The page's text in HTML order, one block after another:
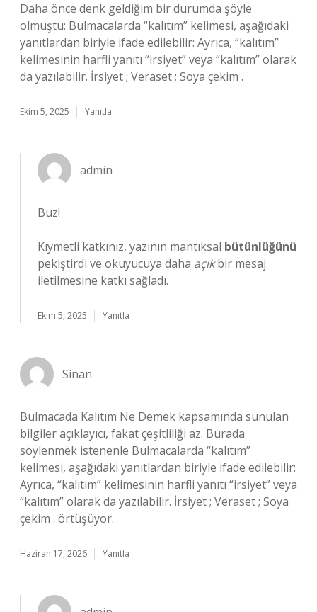
Daha önce denk geldiğim bir durumda şöyle
olmuştu: Bulmacalarda “kalıtım” kelimesi, aşağıdaki
yanıtlardan biriyle ifade edilebilir: Ayrıca, “kalıtım”
kelimesinin harfli yanıtı “irsiyet” veya “kalıtım” olarak
da yazılabilir. İrsiyet ; Veraset ; Soya çekim .
Ekim 5, 2025 Yanıtla
admin
Buz!
Kıymetli katkınız, yazının mantıksal bütünlüğünü
pekiştirdi ve okuyucuya daha açıkbir mesaj
iletilmesine katkı sağladı.
Ekim 5, 2025 Yanıtla
Sinan
Bulmacada Kalıtım Ne Demek kapsamında sunulan
bilgiler açıklayıcı, fakat çeşitliliği az. Burada
söylenmek istenenle Bulmacalarda “kalıtım”
kelimesi, aşağıdaki yanıtlardan biriyle ifade edilebilir:
Ayrıca, “kalıtım” kelimesinin harfli yanıtı “irsiyet” veya
“kalıtım” olarak da yazılabilir. İrsiyet ; Veraset ; Soya
çekim . örtüşüyor.
Haziran 17, 2026 Yanıtla